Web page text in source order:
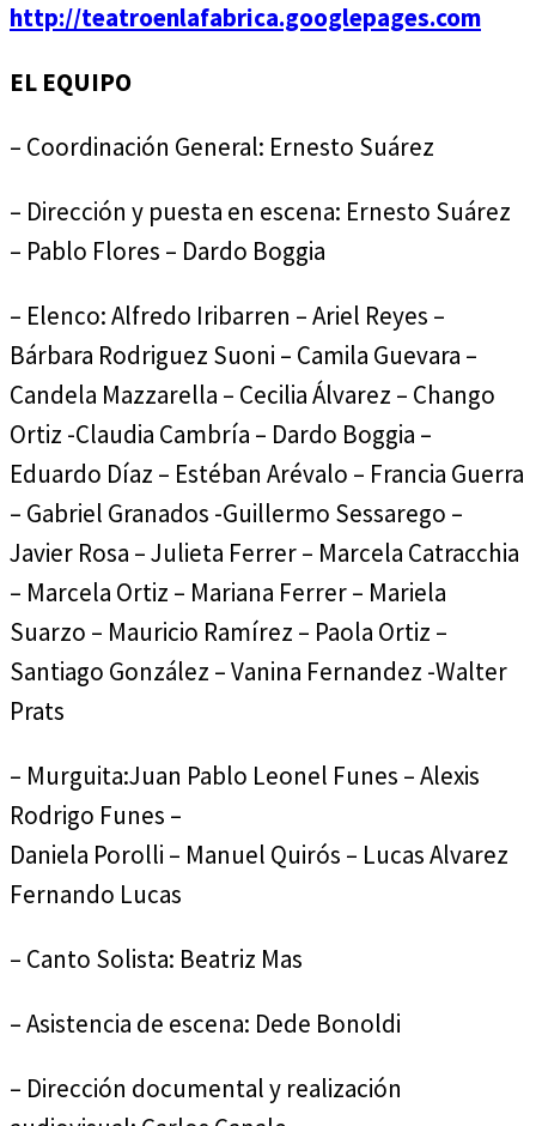
http://teatroenlafabrica.googlepages.com
EL EQUIPO
– Coordinación General: Ernesto Suárez
– Dirección y puesta en escena: Ernesto Suárez
– Pablo Flores – Dardo Boggia
– Elenco: Alfredo Iribarren – Ariel Reyes –
Bárbara Rodriguez Suoni – Camila Guevara –
Candela Mazzarella – Cecilia Álvarez – Chango
Ortiz -Claudia Cambría – Dardo Boggia –
Eduardo Díaz – Estéban Arévalo – Francia Guerra
– Gabriel Granados -Guillermo Sessarego –
Javier Rosa – Julieta Ferrer – Marcela Catracchia
– Marcela Ortiz – Mariana Ferrer – Mariela
Suarzo – Mauricio Ramírez – Paola Ortiz –
Santiago González – Vanina Fernandez -Walter
Prats
– Murguita:Juan Pablo Leonel Funes – Alexis
Rodrigo Funes –
Daniela Porolli – Manuel Quirós – Lucas Alvarez
Fernando Lucas
– Canto Solista: Beatriz Mas
– Asistencia de escena: Dede Bonoldi
– Dirección documental y realización